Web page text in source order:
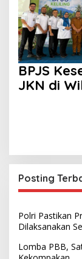
BPJS
JKN di
Posting
Polri Pastikan
Dilaksanakan
Lomba PBB,